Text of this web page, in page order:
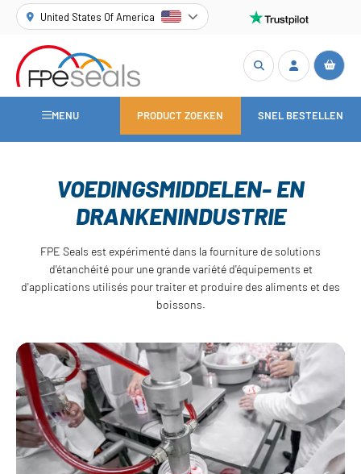
United States Of America
MENU PRODUCT ZOEKEN SNEL BESTELLEN
VOEDINGSMIDDELEN- EN
DRANKENINDUSTRIE
FPE Seals est expérimenté dans la fourniture de solutions
d'étanchéité pour une grande variété d'équipements et
d'applications utilisés pour traiter et produire des aliments et des
boissons.